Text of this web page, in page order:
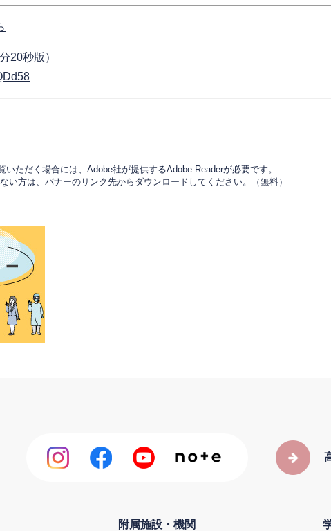
20秒版）
いただく場合には、Adobe社が提供するAdobe Readerが必要です。
い方は、バナーのリンク先からダウンロードしてください。（無料）
附属施設・機関